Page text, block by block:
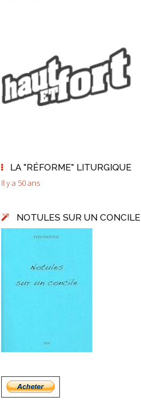
LA "RÉFORME" LITURGIQUE
Il y a 50 ans
NOTULES SUR UN CONCILE